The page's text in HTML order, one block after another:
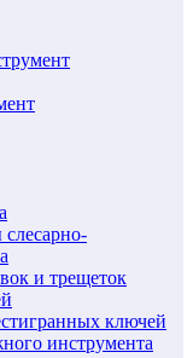
и трещеток
ключей
инструмента